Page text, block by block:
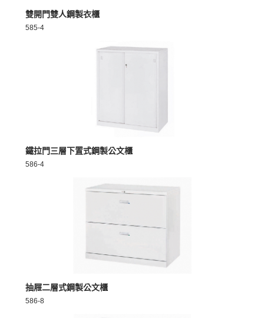
雙開門雙人鋼製衣櫃
585-4
MORE >
鐵拉門三層下置式鋼製公文櫃
586-4
抽屜二層式鋼製公文櫃
586-8